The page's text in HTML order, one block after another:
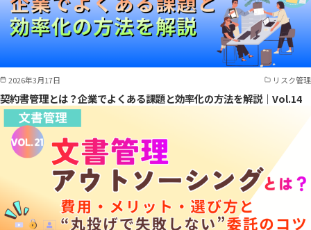
2026年3月17日 リスク管理
契約書管理とは？企業でよくある課題と効率化の方法を解説｜Vol.14